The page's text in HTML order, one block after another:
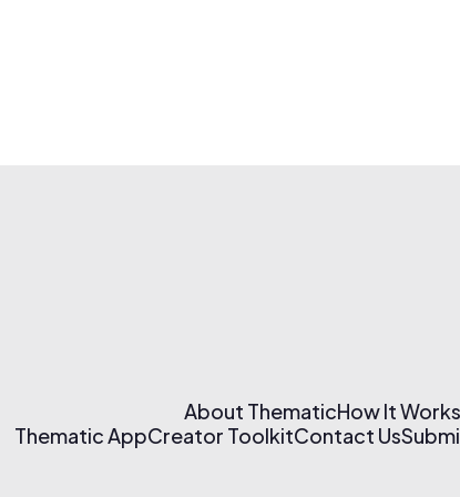
About ThematicHow It Works
Thematic AppCreator ToolkitContact Us